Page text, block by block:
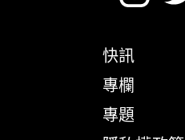
快訊
專欄
專題